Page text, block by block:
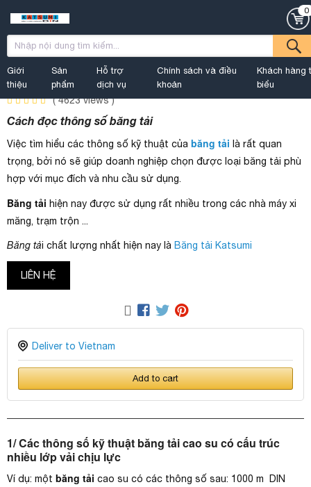
0
Giới
thiệu
Sản
phẩm
Hỗ trợ
dịch vụ
Chính sách và điều
khoản
Khách hàng
biểu
Home TƯ VẤN
CÁCH ĐỌC THÔNG SỐ BĂNG TẢI CAO SU
by TƯ VẤN Status: Available
(4623views )
Cách đọc thông số băng tải
Việc tìm hiểu các thông số kỹ thuật của băng tải là rất quan
trọng, bởi nó sẽ giúp doanh nghiệp chọn được loại băng tải phù
hợp với mục đích và nhu cầu sử dụng.
Băng tải hiện nay được sử dụng rất nhiều trong các nhà máy xi
măng, trạm trộn ...
Băng tải chất lượng nhất hiện nay là Băng tải Katsumi
LIÊN HỆ
Deliver to Vietnam
Add to cart
1/Các thông số kỹ thuật băng tải cao su có cấu trúc
nhiều lớp vải chịu lực
Ví dụ: một băng tải cao su có các thông số sau: 1000 m DIN